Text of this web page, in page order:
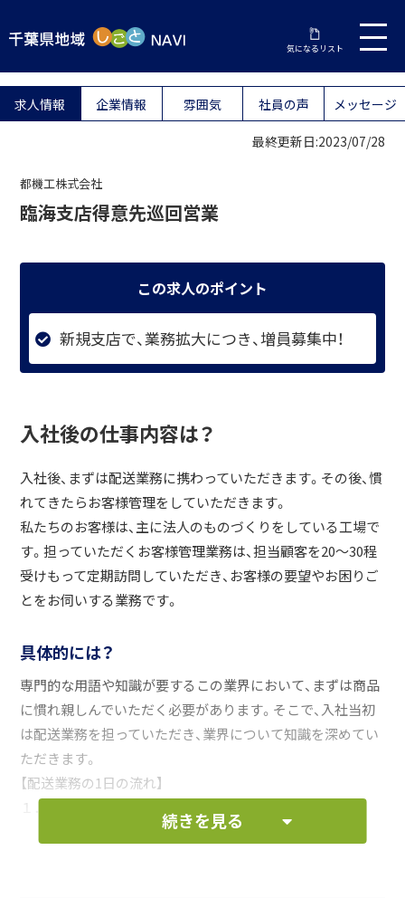
気になるリスト
求人情報 企業情報 雰囲気 社員の声 メッセージ
最終更新日:2023/07/28
都機工株式会社
臨海支店得意先巡回営業
この求人のポイント
新規支店で、業務拡大につき、増員募集中！
入社後の仕事内容は？
入社後、まずは配送業務に携わっていただきます。その後、慣
れてきたらお客様管理をしていただきます。
私たちのお客様は、主に法人のものづくりをしている工場で
す。担っていただくお客様管理業務は、担当顧客を20～30程
受けもって定期訪問していただき、お客様の要望やお困りご
とをお伺いする業務です。
具体的には？
専門的な用語や知識が要するこの業界において、まずは商品
に慣れ親しんでいただく必要があります。そこで、入社当初
は配送業務を担っていただき、業界について知識を深めてい
ただきます。
【配送業務の1日の流れ】
１．前日の発注データを元に、当日配送の準備
２．お客様のもとへ午前より出発
続きを見る